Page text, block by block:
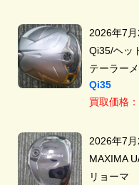
2026年7月
Qi35/ヘッ
テーラー
Qi35
買取価格：
2026年7月
MAXIMA
リョーマ